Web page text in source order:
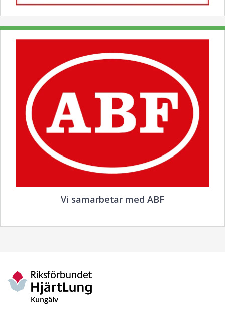
Vi samarbetar med ABF